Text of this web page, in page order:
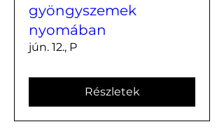
gyöngyszemek
nyomában
jún. 12., P
Részletek